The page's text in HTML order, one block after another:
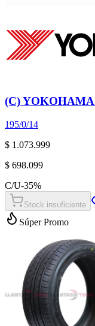
(C)
195/0/14
$ 1.073.999
$ 698.099
C/U-35%
Stock insuficiente
Súper Promo